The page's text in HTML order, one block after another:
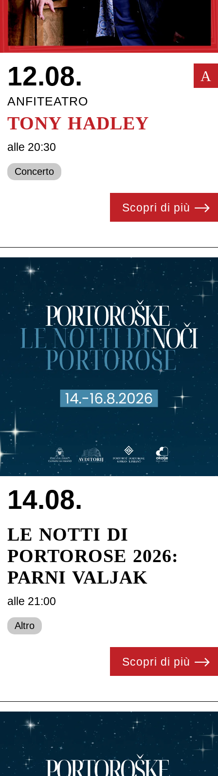
12.08. A
ANFITEATRO
TONY HADLEY
alle 20:30
Concerto
Scopri di più
14.08.
LE NOTTI DI
PORTOROSE 2026:
PARNI VALJAK
alle 21:00
Altro
Scopri di più